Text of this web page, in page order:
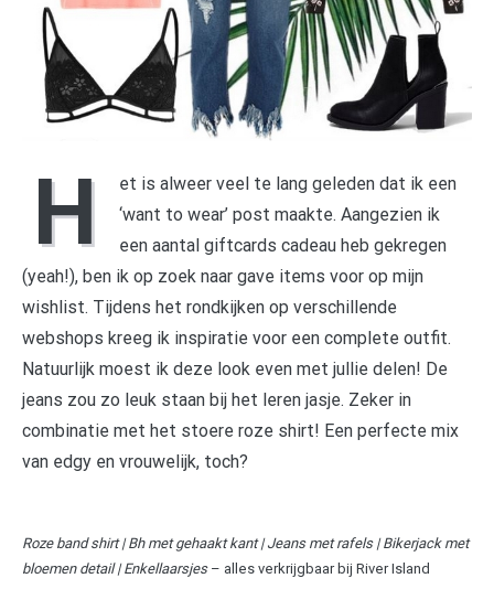
H
et is alweer veel te lang geleden dat ik een
‘want to wear’ post maakte. Aangezien ik
een aantal giftcards cadeau heb gekregen
(yeah!), ben ik op zoek naar gave items voor op mijn
wishlist. Tijdens het rondkijken op verschillende
webshops kreeg ik inspiratie voor een complete outfit.
Natuurlijk moest ik deze look even met jullie delen! De
jeans zou zo leuk staan bij het leren jasje. Zeker in
combinatie met het stoere roze shirt! Een perfecte mix
van edgy en vrouwelijk, toch?
Roze band shirt | Bh met gehaakt kant | Jeans met rafels | Bikerjack met
bloemen detail | Enkellaarsjes– alles verkrijgbaar bij River Island